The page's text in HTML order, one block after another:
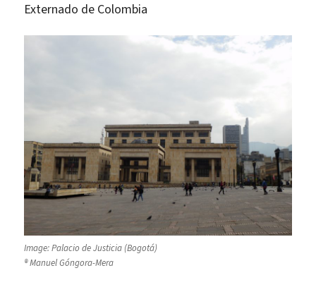
Externado de Colombia
Image: Palacio de Justicia (Bogotá)
® Manuel Góngora-Mera